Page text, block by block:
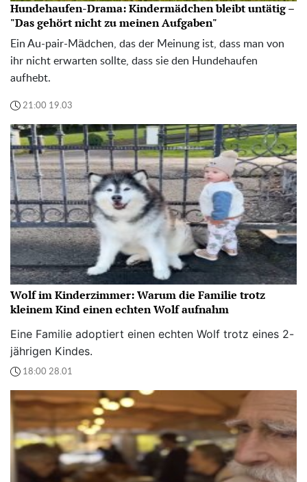
Hundehaufen-Drama: Kindermädchen bleibt untätig –
"Das gehört nicht zu meinen Aufgaben"
Ein Au-pair-Mädchen, das der Meinung ist, dass man von
ihr nicht erwarten sollte, dass sie den Hundehaufen
aufhebt.
21:00 19.03
Wolf im Kinderzimmer: Warum die Familie trotz
kleinem Kind einen echten Wolf aufnahm
Eine Familie adoptiert einen echten Wolf trotz eines 2-
jährigen Kindes.
18:00 28.01